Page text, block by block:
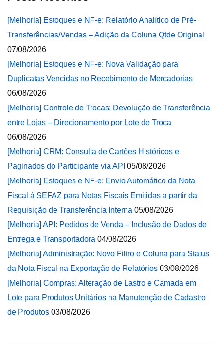
[Melhoria] Estoques e NF-e: Relatório Analítico de Pré-
Transferências/Vendas – Adição da Coluna Qtde Original
07/08/2026
[Melhoria] Estoques e NF-e: Nova Validação para
Duplicatas Vencidas no Recebimento de Mercadorias
06/08/2026
[Melhoria] Controle de Trocas: Devolução de Transferência
entre Lojas – Direcionamento por Lote de Troca
06/08/2026
[Melhoria] CRM: Consulta de Cartões Históricos e
Paginados do Participante via API 05/08/2026
[Melhoria] Estoques e NF-e: Envio Automático da Nota
Fiscal à SEFAZ para Notas Fiscais Emitidas a partir da
Requisição de Transferência Interna 05/08/2026
[Melhoria] API: Pedidos de Venda – Inclusão de Dados de
Entrega e Transportadora 04/08/2026
[Melhoria] Administração: Novo Filtro e Coluna para Status
da Nota Fiscal na Exportação de Relatórios 03/08/2026
[Melhoria] Compras: Alteração de Lastro e Camada em
Lote para Produtos Unitários na Manutenção de Cadastro
de Produtos 03/08/2026